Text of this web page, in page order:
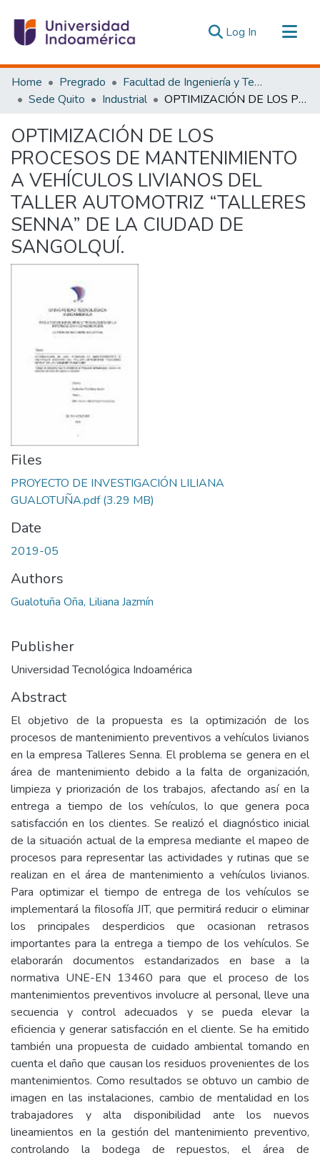
Log In (current)
Communities & Collections
All of DSpace
Estadísticas Externas
Home Pregrado
Facultad de Ingeniería y Tecnologías de la Información y la Comunicación
Sede Quito
Industrial OPTIMIZACIÓN DE LOS PROCESOS DE MANTENIMIENTO A VEHÍCULOS LIVIANOS DEL TALLER AUTOMOTRIZ “TALLERES SENNA” DE LA CIUDAD DE SANGOLQUÍ.
OPTIMIZACIÓN DE LOS
PROCESOS DE MANTENIMIENTO
A VEHÍCULOS LIVIANOS DEL
TALLER AUTOMOTRIZ “TALLERES
SENNA” DE LA CIUDAD DE
SANGOLQUÍ.
Files
PROYECTO DE INVESTIGACIÓN LILIANA
GUALOTUÑA.pdf(3.29 MB)
Date
2019-05
Authors
Gualotuña Oña, Liliana Jazmín
Publisher
Universidad Tecnológica Indoamérica
Abstract
El objetivo de la propuesta es la optimización de los
procesos de mantenimiento preventivos a vehículos livianos
en la empresa Talleres Senna. El problema se genera en el
área de mantenimiento debido a la falta de organización,
limpieza y priorización de los trabajos, afectando así en la
entrega a tiempo de los vehículos, lo que genera poca
satisfacción en los clientes. Se realizó el diagnóstico inicial
de la situación actual de la empresa mediante el mapeo de
procesos para representar las actividades y rutinas que se
realizan en el área de mantenimiento a vehículos livianos.
Para optimizar el tiempo de entrega de los vehículos se
implementará la filosofía JIT, que permitirá reducir o eliminar
los principales desperdicios que ocasionan retrasos
importantes para la entrega a tiempo de los vehículos. Se
elaborarán documentos estandarizados en base a la
normativa UNE-EN 13460 para que el proceso de los
mantenimientos preventivos involucre al personal, lleve una
secuencia y control adecuados y se pueda elevar la
eficiencia y generar satisfacción en el cliente. Se ha emitido
también una propuesta de cuidado ambiental tomando en
cuenta el daño que causan los residuos provenientes de los
mantenimientos. Como resultados se obtuvo un cambio de
imagen en las instalaciones, cambio de mentalidad en los
trabajadores y alta disponibilidad ante los nuevos
lineamientos en la gestión del mantenimiento preventivo,
controlando la bodega de repuestos, el área de